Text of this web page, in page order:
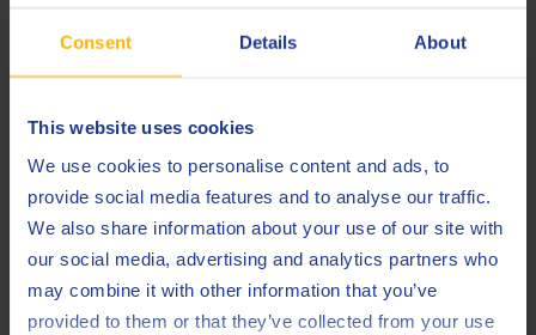
Consent Details About
This website uses cookies
We use cookies to personalise content and ads, to
provide social media features and to analyse our traffic.
We also share information about your use of our site with
our social media, advertising and analytics partners who
may combine it with other information that you’ve
provided to them or that they’ve collected from your use
funkcji. Twoje interakcje z tymi funkcjami podlegają polityce
prywatności oraz innym politykom oferujących je spółek.
dotyczącej plików cookie.
4. Łącza do innych witryn
internetowych.